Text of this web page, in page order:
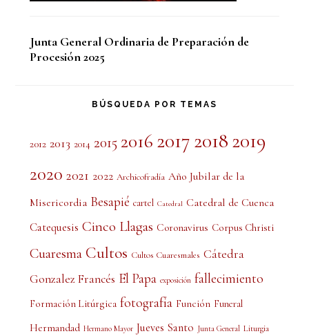
Junta General Ordinaria de Preparación de
Procesión 2025
BÚSQUEDA POR TEMAS
2012 2013 2014 2015 2016 2017 2018 2019
2020 2021 2022 Archicofradía Año Jubilar de la
Misericordia Besapié cartel Catedral Catedral de Cuenca
Catequesis Cinco Llagas Coronavirus Corpus Christi
Cuaresma Cultos Cultos Cuaresmales Cátedra
Gonzalez Francés El Papa exposición fallecimiento
Formación Litúrgica fotografía Función Funeral
Hermandad Hermano Mayor Jueves Santo Junta General Liturgia